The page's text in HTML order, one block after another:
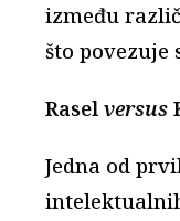
između
što povezuje
Raselversus
Jedna od